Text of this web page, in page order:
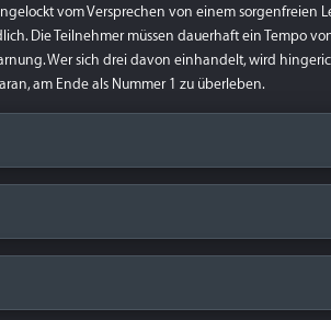
vom Versprechen von einem sorgenfreien
Die Teilnehmer müssen dauerhaft ein Tempo
Wer sich drei davon einhandelt, wird
am Ende als Nummer 1 zu überleben.